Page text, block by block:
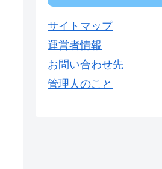
サイトマップ
運営者情報
お問い合わせ先
管理人のこと